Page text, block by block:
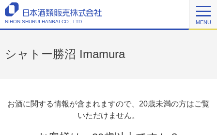
NIHON SHURUI HANBAI CO., LTD. MENU
シャトー勝沼 Imamura
お酒に関する情報が含まれますので、20歳未満の方はご覧
いただけません。